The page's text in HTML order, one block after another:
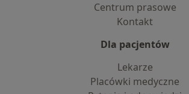
Centrum prasowe
Kontakt
Dla pacjentów
Lekarze
Placówki medyczne